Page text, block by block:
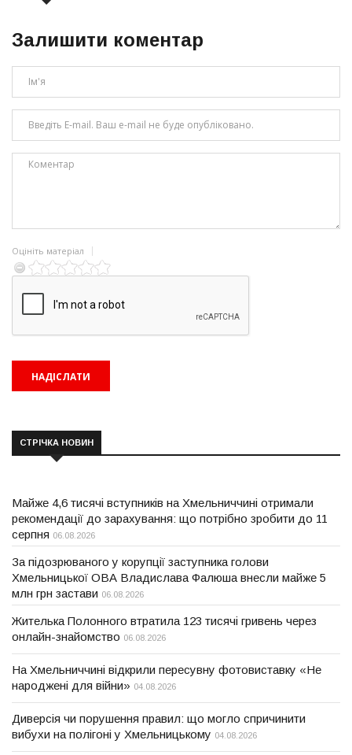
Залишити коментар
Оцініть матеріал
СТРІЧКА НОВИН
Майже 4,6 тисячі вступників на Хмельниччині отримали
рекомендації до зарахування: що потрібно зробити до 11
серпня 06.08.2026
За підозрюваного у корупції заступника голови
Хмельницької ОВА Владислава Фалюша внесли майже 5
млн грн застави 06.08.2026
Жителька Полонного втратила 123 тисячі гривень через
онлайн-знайомство 06.08.2026
На Хмельниччині відкрили пересувну фотовиставку «Не
народжені для війни» 04.08.2026
Диверсія чи порушення правил: що могло спричинити
вибухи на полігоні у Хмельницькому 04.08.2026